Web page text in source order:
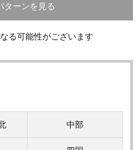
ターンを見る
る可能性がございます
中部